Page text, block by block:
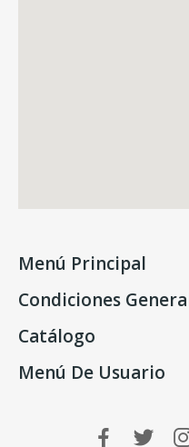
Menú Principal
Condiciones
Catálogo
Menú De Usuario